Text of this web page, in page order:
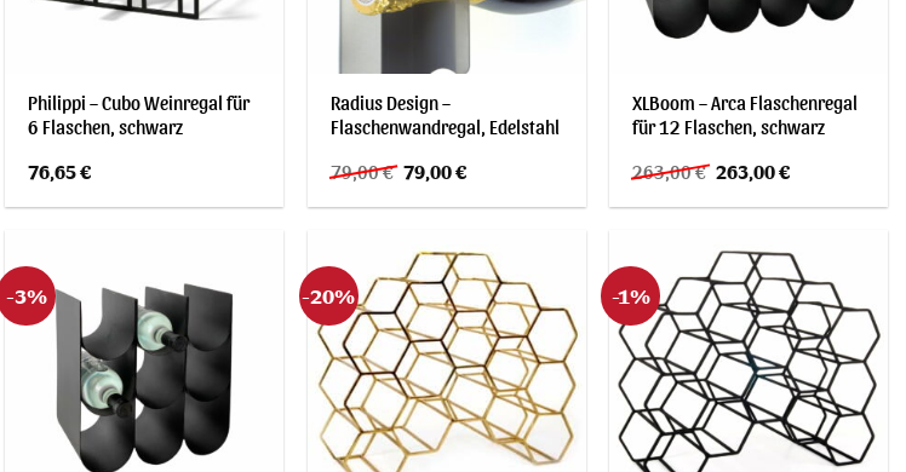
Philippi – Cubo Weinregal für
6 Flaschen, schwarz
76,65€
Radius Design –
Flaschenwandregal, Edelstahl
79,00€ Ursprünglicher
Preis
war:
79,00€Aktueller
ist:
XLBoom – Arca Flaschenregal
für 12 Flaschen, schwarz
263,00€ Ursprünglicher
Preis
war:
263,00€Aktueller
ist:
-3% -20% -1%